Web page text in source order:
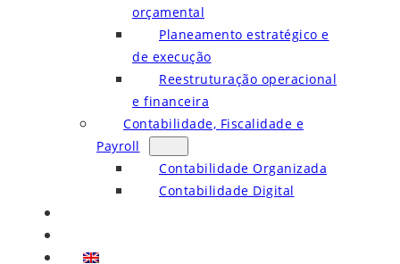
orçamental
Planeamento estratégico e
de execução
Reestruturação operacional
e financeira
Contabilidade, Fiscalidade e
Payroll
Contabilidade Organizada
Contabilidade Digital